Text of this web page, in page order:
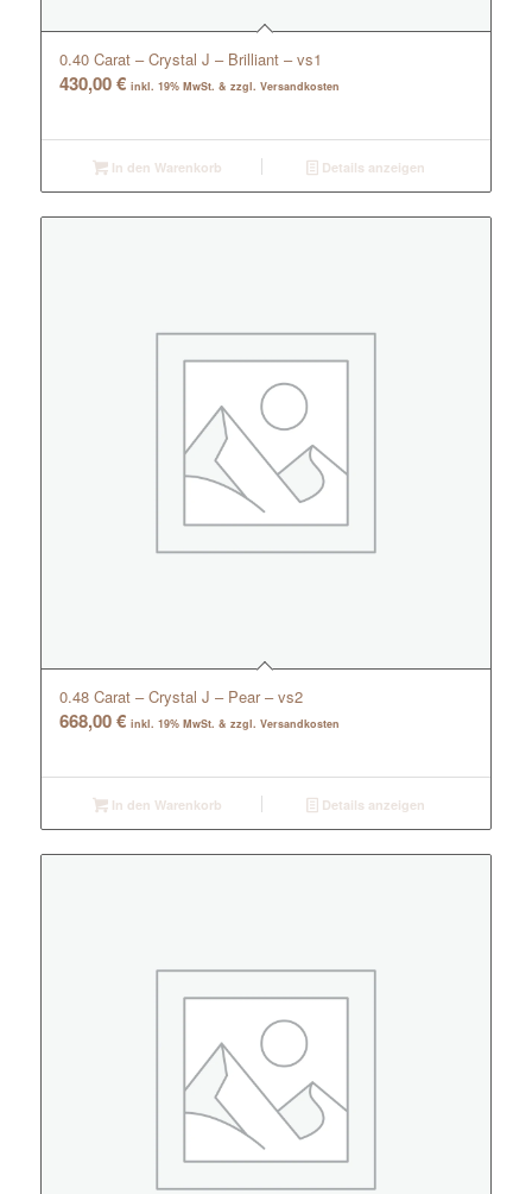
0.40 Carat – Crystal J – Brilliant – vs1
430,00€ inkl. 19% MwSt. & zzgl. Versandkosten
In den Warenkorb Details anzeigen
0.48 Carat – Crystal J – Pear – vs2
668,00€ inkl. 19% MwSt. & zzgl. Versandkosten
In den Warenkorb Details anzeigen